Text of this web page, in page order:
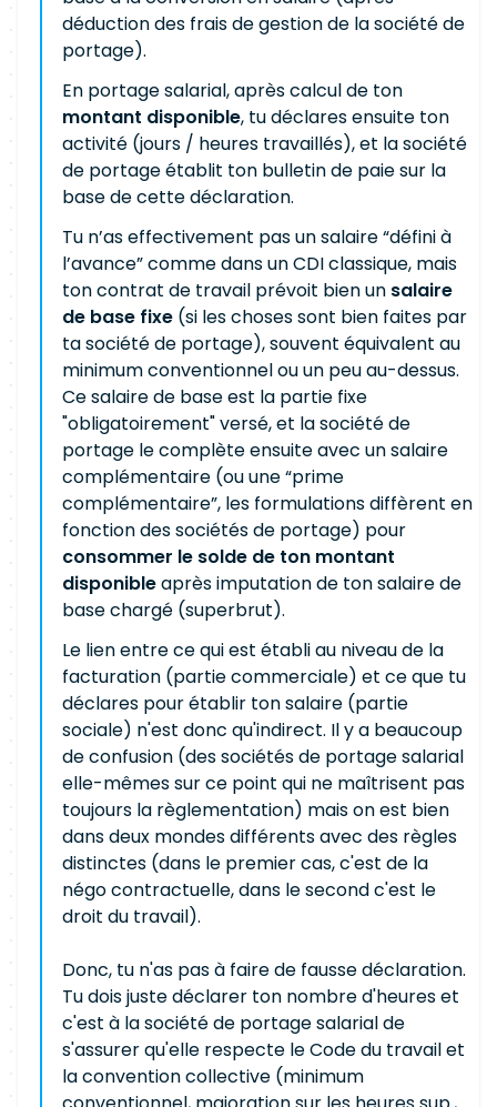
déduction des frais de gestion de la société de
portage).
En portage salarial, après calcul de ton
montant disponible, tu déclares ensuite ton
activité (jours / heures travaillés), et la société
de portage établit ton bulletin de paie sur la
base de cette déclaration.
Tu n’as effectivement pas un salaire “défini à
l’avance” comme dans un CDI classique, mais
ton contrat de travail prévoit bien un salaire
de base fixe (si les choses sont bien faites par
ta société de portage), souvent équivalent au
minimum conventionnel ou un peu au-dessus.
Ce salaire de base est la partie fixe
"obligatoirement" versé, et la société de
portage le complète ensuite avec un salaire
complémentaire (ou une “prime
complémentaire”, les formulations diffèrent en
fonction des sociétés de portage) pour
consommer le solde de ton montant
disponibleaprès imputation de ton salaire de
base chargé (superbrut).
Le lien entre ce qui est établi au niveau de la
facturation (partie commerciale) et ce que tu
déclares pour établir ton salaire (partie
sociale) n'est donc qu'indirect. Il y a beaucoup
de confusion (des sociétés de portage salarial
elle-mêmes sur ce point qui ne maîtrisent pas
toujours la règlementation) mais on est bien
dans deux mondes différents avec des règles
distinctes (dans le premier cas, c'est de la
négo contractuelle, dans le second c'est le
droit du travail).
Donc, tu n'as pas à faire de fausse déclaration.
Tu dois juste déclarer ton nombre d'heures et
c'est à la société de portage salarial de
s'assurer qu'elle respecte le Code du travail et
la convention collective (minimum